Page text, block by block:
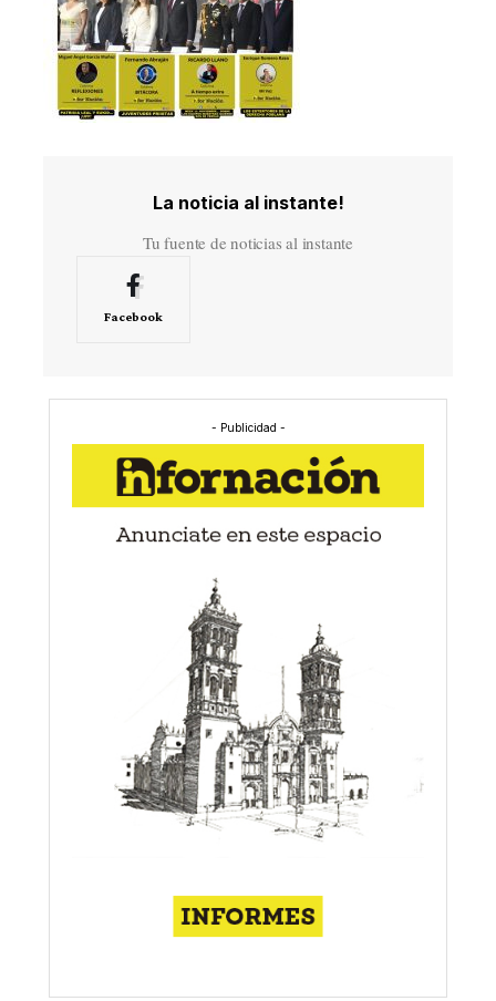
La noticia al instante!
Tu fuente de noticias al instante
Facebook
- Publicidad -